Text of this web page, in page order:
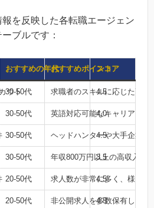
を反映した各転職エージェン
ブルです：
おすすめの年代おすすめポイント
スコア
ウト
30-50代 求職者のスキルに応じた高
4.5
30-50代 英語対応可能なキャリアコ
4.0
30-50代 ヘッドハンターや大手企業
4.5
30-50代 年収800万円以上の高収入求
3.5
20-50代 求人数が非常に多く、様々
4.5
20-50代 非公開求人を多数保有し、
4.5